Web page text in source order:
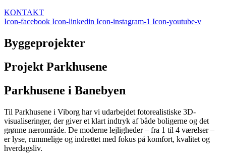
KONTAKT
Icon-facebook Icon-linkedin Icon-instagram-1 Icon-youtube-v
Byggeprojekter
Projekt Parkhusene
Parkhusene i Banebyen
Til Parkhusene i Viborg har vi udarbejdet fotorealistiske 3D-
visualiseringer, der giver et klart indtryk af både boligerne og det
grønne nærområde. De moderne lejligheder – fra 1 til 4 værelser –
er lyse, rummelige og indrettet med fokus på komfort, kvalitet og
hverdagsliv.